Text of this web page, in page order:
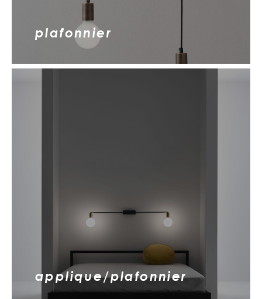
plafonnier
applique/plafonnier